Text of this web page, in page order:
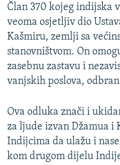
Član 370 kojeg indijska
veoma osjetljiv dio
Kašmiru, zemlji sa
stanovništvom. On
zasebnu zastavu i
vanjskih poslova,
Ova odluka znači i
za ljude izvan Džamua i
Indijcima da ulažu i
kom drugom dijelu